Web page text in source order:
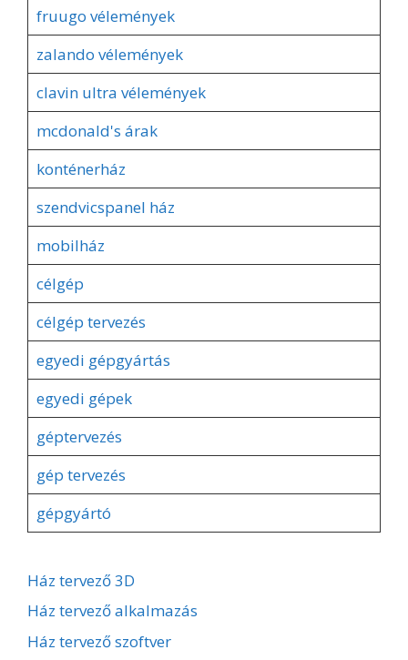
fruugo vélemények
zalando vélemények
clavin ultra vélemények
mcdonald's árak
konténerház
szendvicspanel ház
mobilház
célgép
célgép tervezés
egyedi gépgyártás
egyedi gépek
géptervezés
gép tervezés
gépgyártó
Ház tervező 3D
Ház tervező alkalmazás
Ház tervező szoftver